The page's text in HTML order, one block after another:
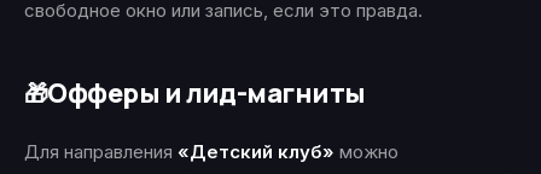
свободное окно или запись, если это правда.
🎁Офферы и лид-магниты
Для направления «Детский клуб» можно